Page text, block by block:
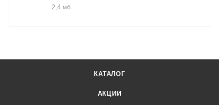
2,4 мб
КАТАЛОГ
АКЦИИ